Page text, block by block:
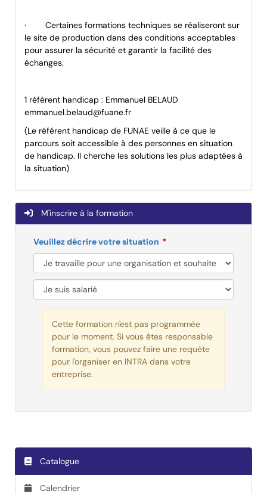
· Certaines formations techniques se réaliseront sur
le site de production dans des conditions acceptables
pour assurer la sécurité et garantir la facilité des
échanges.
1 référent handicap : Emmanuel BELAUD
emmanuel.belaud@fuane.fr
(Le référent handicap de FUNAE veille à ce que le
parcours soit accessible à des personnes en situation
de handicap. Il cherche les solutions les plus adaptées à
la situation)
M'inscrire à la formation
Veuillez décrire votre situation
Cette formation n'est pas programmée
pour le moment. Si vous êtes responsable
formation, vous pouvez faire une requête
pour l'organiser en INTRA dans votre
entreprise.
Catalogue
Calendrier